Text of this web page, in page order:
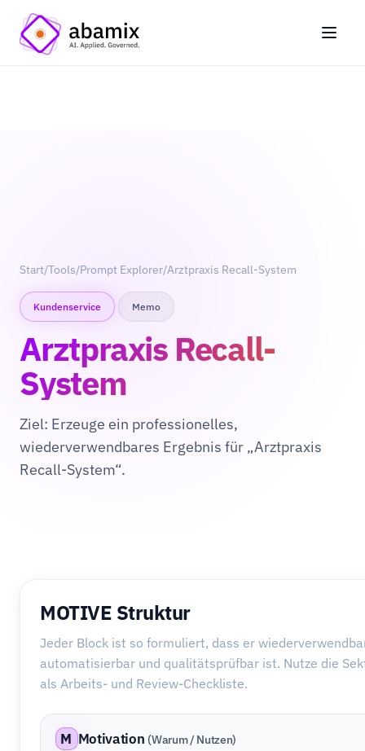
Start/Tools/Prompt Explorer/Arztpraxis Recall-System
Kundenservice Memo
Arztpraxis Recall-
System
Ziel: Erzeuge ein professionelles,
wiederverwendbares Ergebnis für „Arztpraxis
Recall-System“.
MOTIVE Struktur
Jeder Block ist so formuliert, dass er
automatisierbar und qualitätsprüfbar ist. Nutze die
als Arbeits- und Review-Checkliste.
M Motivation (Warum / Nutzen)